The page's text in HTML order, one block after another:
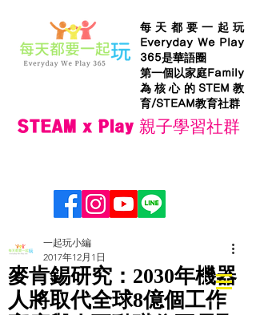
每天都要一起玩
Everyday We Play
365是華語圈
第一個以家庭Family
為核心的STEM教
育/STEAM教育社群
STEAM x Play 親子學習社群
麥肯錫研究：2030年機器
人將取代全球8億個工作
一起玩小編
2017年12月1日